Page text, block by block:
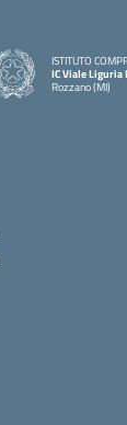
ISTITUTO
IC Viale Liguria
Rozzano (MI)